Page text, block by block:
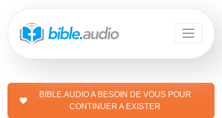
BIBLE.AUDIO A BESOIN DE VOUS POUR
CONTINUER A EXISTER